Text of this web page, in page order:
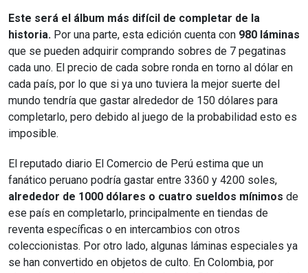
Este será el álbum más difícil de completar de la
historia. Por una parte, esta edición cuenta con 980 láminas
que se pueden adquirir comprando sobres de 7 pegatinas
cada uno. El precio de cada sobre ronda en torno al dólar en
cada país, por lo que si ya uno tuviera la mejor suerte del
mundo tendría que gastar alrededor de 150 dólares para
completarlo, pero debido al juego de la probabilidad esto es
imposible.
El reputado diario El Comercio de Perú estima que un
fanático peruano podría gastar entre 3360 y 4200 soles,
alrededor de 1000 dólares o cuatro sueldos mínimos de
ese país en completarlo, principalmente en tiendas de
reventa específicas o en intercambios con otros
coleccionistas. Por otro lado, algunas láminas especiales ya
se han convertido en objetos de culto. En Colombia, por